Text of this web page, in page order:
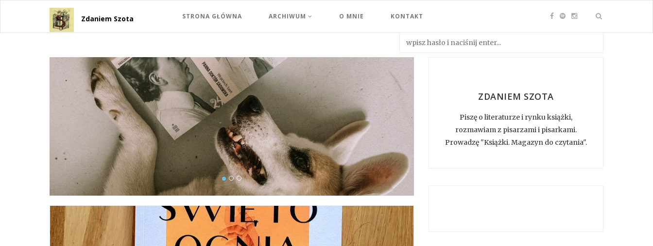
Zdaniem Szota STRONA GŁÓWNA ARCHIWUM O MNIE KONTAKT
ZDANIEM SZOTA
Piszę o literaturze i rynku książki,
rozmawiam z pisarzami i pisarkami.
Prowadzę "Książki. Magazyn do czytania".